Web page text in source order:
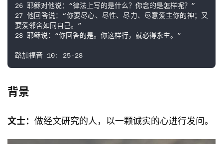
26 耶稣对他说：“律法上写的是什么？你念的是怎样呢？”
27 他回答说：“你要尽心、尽性、尽力、尽意爱主你的神；又
要爱邻舍如同自己。”
28 耶稣说：“你回答的是。你这样行，就必得永生。”
路加福音 10: 25-28
背景
文士： 做经文研究的人，以一颗诚实的心进行发问。